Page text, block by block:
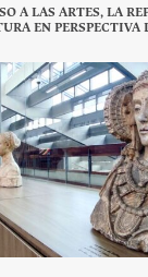
A LAS ARTES, LA
EN PERSPECTIVA